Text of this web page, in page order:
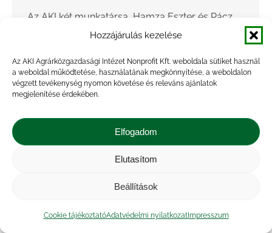
Hozzájárulás kezelése
Az AKI Agrárközgazdasági Intézet Nonprofit Kft. weboldala sütiket használ
a weboldal működtetése, használatának megkönnyítése, a weboldalon
végzett tevékenység nyomon követése és releváns ajánlatok
megjelenítése érdekében.
Elfogadom
Elutasítom
Beállítások
Cookie tájékoztatóAdatvédelmi nyilatkozatImpresszum
Az AKI két munkatársa, Hamza Eszter és Rácz
Katalin felkért hozzászólóként vettek részt a
Nemzeti Agrárgazdasági Kamara (NAK) közös
szervezésében 2024. október 15-én megtartott,…